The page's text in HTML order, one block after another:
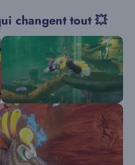
changent tout 💥